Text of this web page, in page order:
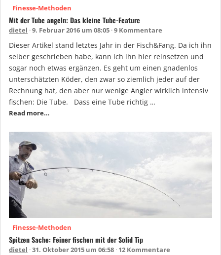
Finesse-Methoden
Mit der Tube angeln: Das kleine Tube-Feature
dietel 9. Februar 2016 um 08:05 9 Kommentare
Dieser Artikel stand letztes Jahr in der Fisch&Fang. Da ich ihn
selber geschrieben habe, kann ich ihn hier reinsetzen und
sogar noch etwas ergänzen. Es geht um einen gnadenlos
unterschätzten Köder, den zwar so ziemlich jeder auf der
Rechnung hat, den aber nur wenige Angler wirklich intensiv
fischen: Die Tube. Dass eine Tube richtig …
Read more…
Finesse-Methoden
Spitzen Sache: Feiner fischen mit der Solid Tip
dietel 31. Oktober 2015 um 06:58 12 Kommentare